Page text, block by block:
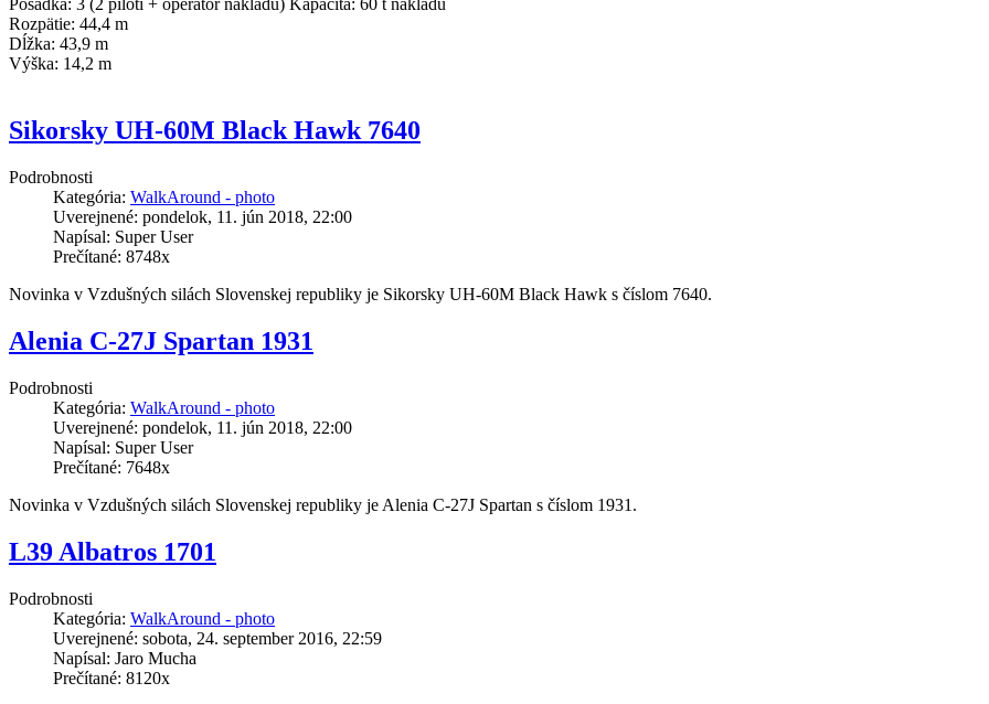
Posádka: 3 (2 piloti + operátor nákladu) Kapacita: 60 t nákladu
Rozpätie: 44,4 m
Dĺžka: 43,9 m
Výška: 14,2 m
Sikorsky UH-60M Black Hawk 7640
Podrobnosti
Kategória: WalkAround - photo
Uverejnené: pondelok, 11. jún 2018, 22:00
Napísal: Super User
Prečítané: 8748x
Novinka v Vzdušných silách Slovenskej republiky je Sikorsky UH-60M Black Hawk s číslom 7640.
Alenia C-27J Spartan 1931
Podrobnosti
Kategória: WalkAround - photo
Uverejnené: pondelok, 11. jún 2018, 22:00
Napísal: Super User
Prečítané: 7648x
Novinka v Vzdušných silách Slovenskej republiky je Alenia C-27J Spartan s číslom 1931.
L39 Albatros 1701
Podrobnosti
Kategória: WalkAround - photo
Uverejnené: sobota, 24. september 2016, 22:59
Napísal: Jaro Mucha
Prečítané: 8120x